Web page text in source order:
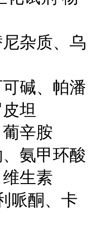
杂质、乌
碱、帕潘
坦
辛胺
氨甲环酸
生素
哌酮、卡